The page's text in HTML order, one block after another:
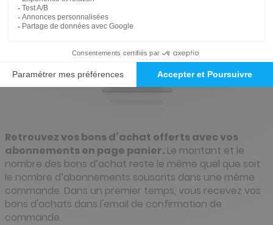
Retrouvez vos bons d’achat offerts avecvos
abonnements en page panier. Le montant et le
nombre des bons d’achat reste le même quel que soit
le nombre d’abonnements souscrits dans une même
commande. Dans un premier temps, vous recevez vos
bons d'achats dans l'email de confirmation de
commande.